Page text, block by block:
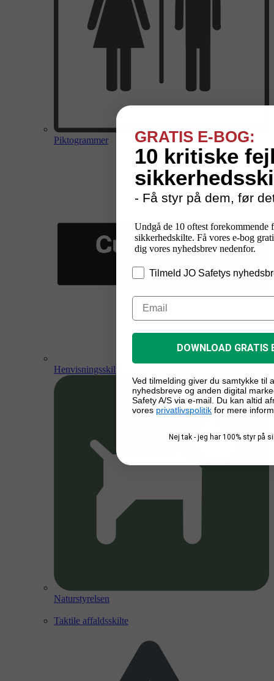
Piktogrammer
Henvisningsskilte
Naturstyrelsen
Taktile affaldsskilte
GRATIS E-BOG:
10 kritiske
- Få styr på dem, før
Undgå de 10 oftest forekommende
sikkerhedskilte. Få vores e-bog
dig vores nyhedsbrev nedenfor.
Tilmeld JO Safetys
DOWNLOAD GRATIS
Ved tilmelding giver du samtykke til
nyhedsbreve og anden digital
Safety A/S via e-mail. Du kan altid
vores privatlivspolitik for mere
Nej tak - jeg har 100% styr på